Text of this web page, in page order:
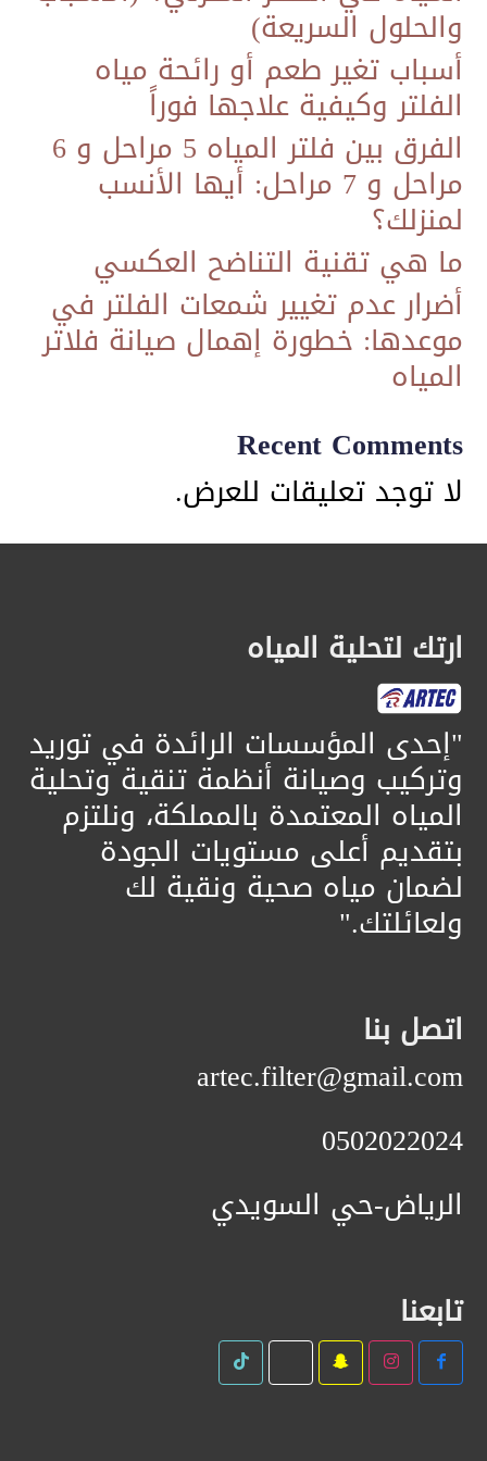
والحلول السريعة)
أسباب تغير طعم أو رائحة مياه
الفلتر وكيفية علاجها فوراً
الفرق بين فلتر المياه 5 مراحل و 6
مراحل و 7 مراحل: أيها الأنسب
لمنزلك؟
ما هي تقنية التناضح العكسي
​أضرار عدم تغيير شمعات الفلتر في
موعدها: خطورة إهمال صيانة فلاتر
المياه
Recent Comments
لا توجد تعليقات للعرض.
ارتك لتحلية المياه
​"إحدى المؤسسات الرائدة في توريد
وتركيب وصيانة أنظمة تنقية وتحلية
المياه المعتمدة بالمملكة، ونلتزم
بتقديم أعلى مستويات الجودة
لضمان مياه صحية ونقية لك
ولعائلتك."
اتصل بنا
artec.filter@gmail.com
0502022024
الرياض-حي السويدي
تابعنا